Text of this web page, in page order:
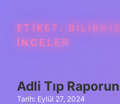
ETIKET:
INCELER
Adli Tıp
Tarih: Eylül 27, 2024